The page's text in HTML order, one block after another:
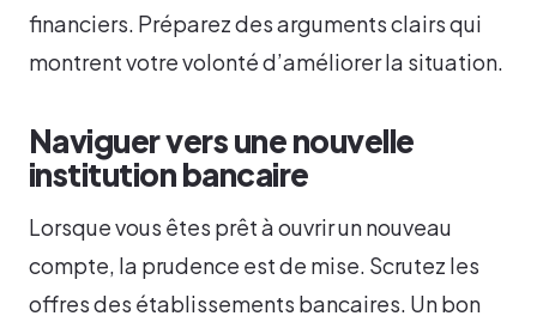
financiers. Préparez des arguments clairs qui
montrent votre volonté d’améliorer la situation.
Naviguer vers une nouvelle
institution bancaire
Lorsque vous êtes prêt à ouvrir un nouveau
compte, la prudence est de mise. Scrutez les
offres des établissements bancaires. Un bon